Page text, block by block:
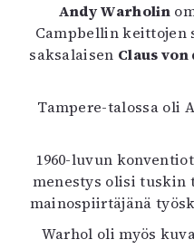
Andy Warholin
Campbellin keittojen
saksalaisen Claus
Tampere-talossa oli
1960-luvun
menestys olisi tuskin
mainospiirtäjänä
Warhol oli myös